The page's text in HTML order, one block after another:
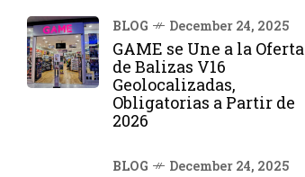
BLOG December 24, 2025
GAME se Une a la Oferta
de Balizas V16
Geolocalizadas,
Obligatorias a Partir de
2026
BLOG December 24, 2025